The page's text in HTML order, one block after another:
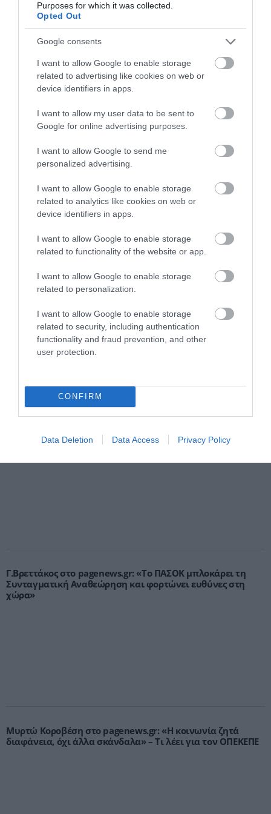
Purposes for which it was collected.
Opted Out
Google consents
I want to allow Google to enable storage
related to advertising like cookies on web or
device identifiers in apps.
I want to allow my user data to be sent to
Google for online advertising purposes.
I want to allow Google to send me
personalized advertising.
I want to allow Google to enable storage
related to analytics like cookies on web or
device identifiers in apps.
I want to allow Google to enable storage
related to functionality of the website or app.
I want to allow Google to enable storage
related to personalization.
I want to allow Google to enable storage
related to security, including authentication
functionality and fraud prevention, and other
user protection.
CONFIRM
Data Deletion Data Access Privacy Policy
ΡΟΗ ΕΙΔΗΣΕΩΝ
Βελόπουλος: Να σταματήσει επιτέλους το
πανηγύρι των κομματικών θιάσων στη
ΑΦΡΟΔΙΤΗ ΠΑΝΟΥ
09.08.2026 | 22:26
να περιμένει
ΑΦΡΟΔΙΤΗ ΠΑΝΟΥ
Κοντογεώργης: «Η φετινή ΔΕΘ είναι
προεκλογική, αλλά δεν είναι
ΑΦΡΟΔΙΤΗ ΠΑΝΟΥ
09.08.2026 | 20:25
Ελπίδα για τη Δημοκρατία: Νέα
αποχώρηση με αιχμές για Καρυστιανού –
ΑΦΡΟΔΙΤΗ ΠΑΝΟΥ
09.08.2026 | 20:16
Μπαλατσούκας pagenews.gr:«Η κυβέρνηση θυμάται τους
στήριξη»
Γ.Βρεττάκος στο pagenews.gr: «Το ΠΑΣΟΚ μπλοκάρει τη
Συνταγματική Αναθεώρηση και φορτώνει ευθύνες στη
χώρα»
Μυρτώ Κοροβέση στο pagenews.gr: «Η κοινωνία ζητά
διαφάνεια, όχι άλλα σκάνδαλα» – Τι λέει για τον ΟΠΕΚΕΠΕ